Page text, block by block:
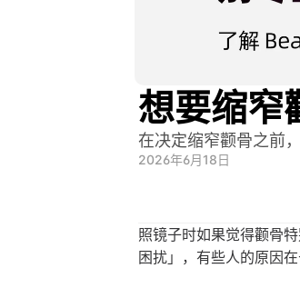
想要缩窄
在决定缩窄颧骨之前
2026年6月18日
照镜子时如果觉得颧骨
困扰」，有些人的原因